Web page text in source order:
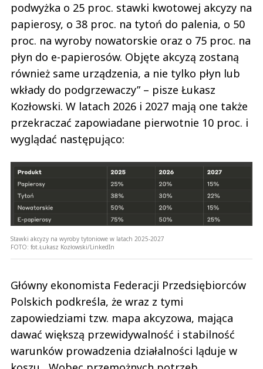
podwyżka o 25 proc. stawki kwotowej akcyzy na
papierosy, o 38 proc. na tytoń do palenia, o 50
proc. na wyroby nowatorskie oraz o 75 proc. na
płyn do e-papierosów. Objęte akcyzą zostaną
również same urządzenia, a nie tylko płyn lub
wkłady do podgrzewaczy” – pisze Łukasz
Kozłowski. W latach 2026 i 2027 mają one także
przekraczać zapowiadane pierwotnie 10 proc. i
wyglądać następująco:
Stawki akcyzy na wyroby tytoniowe w latach 2025-2027
FOTO: fot.Łukasz Kozłowski/LinkedIn
Główny ekonomista Federacji Przedsiębiorców
Polskich podkreśla, że wraz z tymi
zapowiedziami tzw. mapa akcyzowa, mająca
dawać większą przewidywalność i stabilność
warunków prowadzenia działalności ląduje w